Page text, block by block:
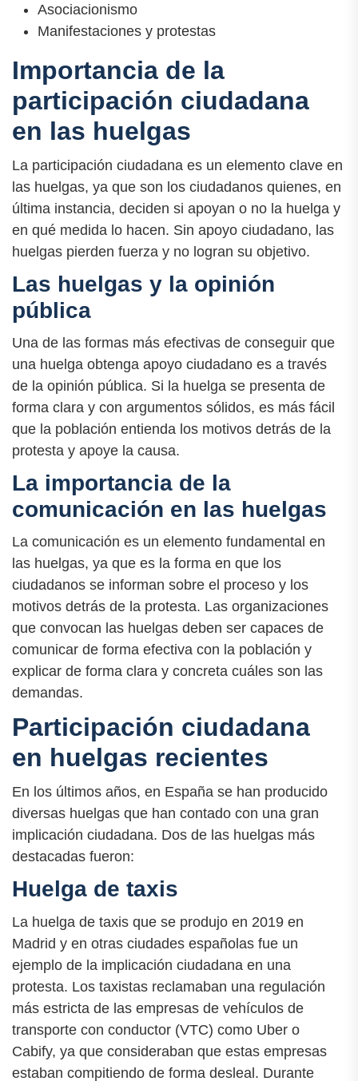
Asociacionismo
Manifestaciones y protestas
Importancia de la
participación ciudadana
en las huelgas
La participación ciudadana es un elemento clave en
las huelgas, ya que son los ciudadanos quienes, en
última instancia, deciden si apoyan o no la huelga y
en qué medida lo hacen. Sin apoyo ciudadano, las
huelgas pierden fuerza y no logran su objetivo.
Las huelgas y la opinión
pública
Una de las formas más efectivas de conseguir que
una huelga obtenga apoyo ciudadano es a través
de la opinión pública. Si la huelga se presenta de
forma clara y con argumentos sólidos, es más fácil
que la población entienda los motivos detrás de la
protesta y apoye la causa.
La importancia de la
comunicación en las huelgas
La comunicación es un elemento fundamental en
las huelgas, ya que es la forma en que los
ciudadanos se informan sobre el proceso y los
motivos detrás de la protesta. Las organizaciones
que convocan las huelgas deben ser capaces de
comunicar de forma efectiva con la población y
explicar de forma clara y concreta cuáles son las
demandas.
Participación ciudadana
en huelgas recientes
En los últimos años, en España se han producido
diversas huelgas que han contado con una gran
implicación ciudadana. Dos de las huelgas más
destacadas fueron:
Huelga de taxis
La huelga de taxis que se produjo en 2019 en
Madrid y en otras ciudades españolas fue un
ejemplo de la implicación ciudadana en una
protesta. Los taxistas reclamaban una regulación
más estricta de las empresas de vehículos de
transporte con conductor (VTC) como Uber o
Cabify, ya que consideraban que estas empresas
estaban compitiendo de forma desleal. Durante